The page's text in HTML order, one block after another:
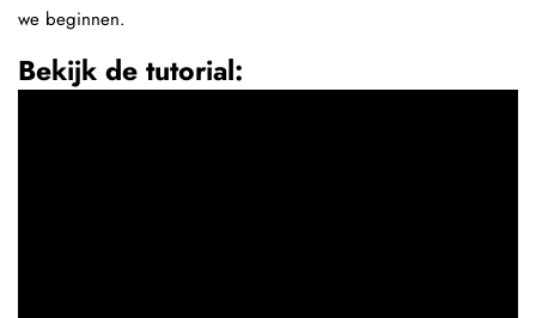
we beginnen.
Bekijk de tutorial: